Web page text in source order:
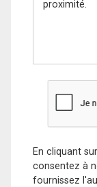
En cliquant
consentez à
fournissez